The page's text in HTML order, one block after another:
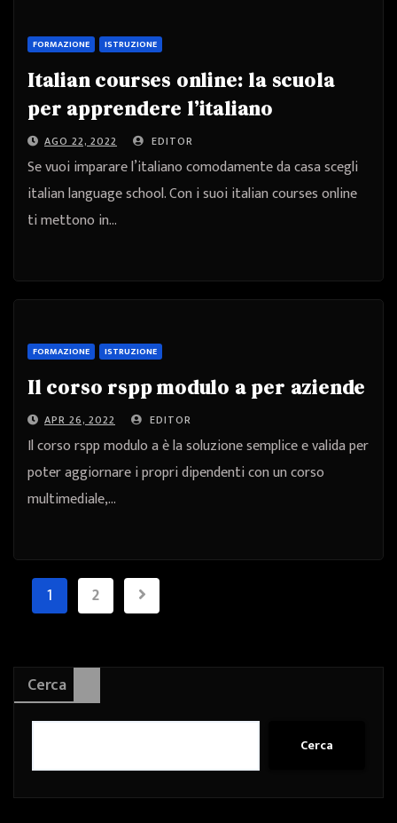
FORMAZIONE ISTRUZIONE
Italian courses online: la scuola
per apprendere l’italiano
AGO 22, 2022 EDITOR
Se vuoi imparare l’italiano comodamente da casa scegli
italian language school. Con i suoi italian courses online
ti mettono in…
FORMAZIONE ISTRUZIONE
Il corso rspp modulo a per aziende
APR 26, 2022 EDITOR
Il corso rspp modulo a è la soluzione semplice e valida per
poter aggiornare i propri dipendenti con un corso
multimediale,…
Paginazione
articoli
1 2
Cerca
Cerca